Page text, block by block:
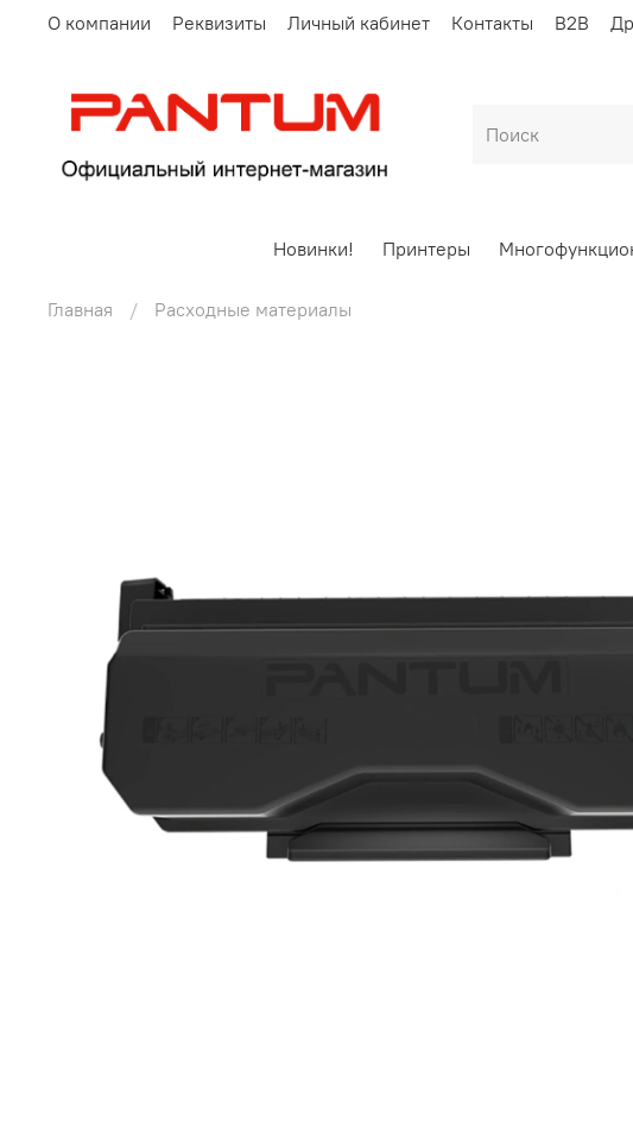
О компании Реквизиты Личный кабинет Контакты B2B
Новинки! Принтеры
Главная Расходные материалы